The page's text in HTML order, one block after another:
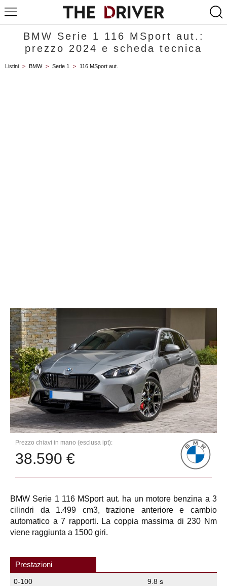
BMW Serie 1 116 MSport aut.:
prezzo 2024 e scheda tecnica
Listini > BMW > Serie 1 > 116 MSport aut.
Prezzo chiavi in mano (esclusa ipt):
38.590 €
BMW Serie 1 116 MSport aut. ha un motore benzina a 3
cilindri da 1.499 cm3, trazione anteriore e cambio
automatico a 7 rapporti. La coppia massima di 230 Nm
viene raggiunta a 1500 giri.
Prestazioni
0-100 9.8 s